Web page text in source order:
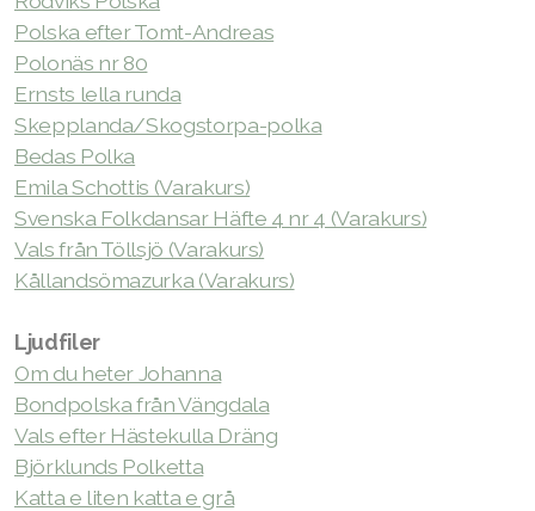
Polska efter Tomt-Andreas
Polonäs nr 80
Ernsts lella runda
Skepplanda/Skogstorpa-polka
Bedas Polka
Emila Schottis (Varakurs)
Svenska Folkdansar Häfte 4 nr 4 (Varakurs)
Vals från Töllsjö (Varakurs)
Kållandsömazurka (Varakurs)
Ljudfiler
Om du heter Johanna
Bondpolska från Vängdala
Vals efter Hästekulla Dräng
Björklunds Polketta
Katta e liten katta e grå
Årsmöten
Stadgar
Sjövikskursen
Varakursen
Västra låtverkstan
Axevallakursen
Spelmansskolan
Ethno